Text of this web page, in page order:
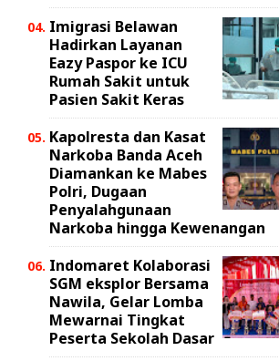
Imigrasi Belawan
Hadirkan Layanan
Eazy Paspor ke ICU
Rumah Sakit untuk
Pasien Sakit Keras
Kapolresta dan Kasat
Narkoba Banda Aceh
Diamankan ke Mabes
Polri, Dugaan
Penyalahgunaan
Narkoba hingga Kewenangan
Indomaret Kolaborasi
SGM eksplor Bersama
Nawila, Gelar Lomba
Mewarnai Tingkat
Peserta Sekolah Dasar